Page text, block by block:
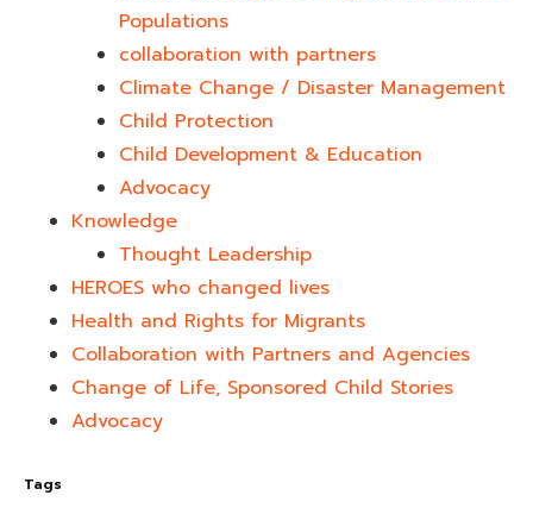
Populations
collaboration with partners
Climate Change / Disaster Management
Child Protection
Child Development & Education
Advocacy
Knowledge
Thought Leadership
HEROES who changed lives​
Health and Rights for Migrants
Collaboration with Partners and Agencies
Change of Life, Sponsored Child Stories
Advocacy
Tags